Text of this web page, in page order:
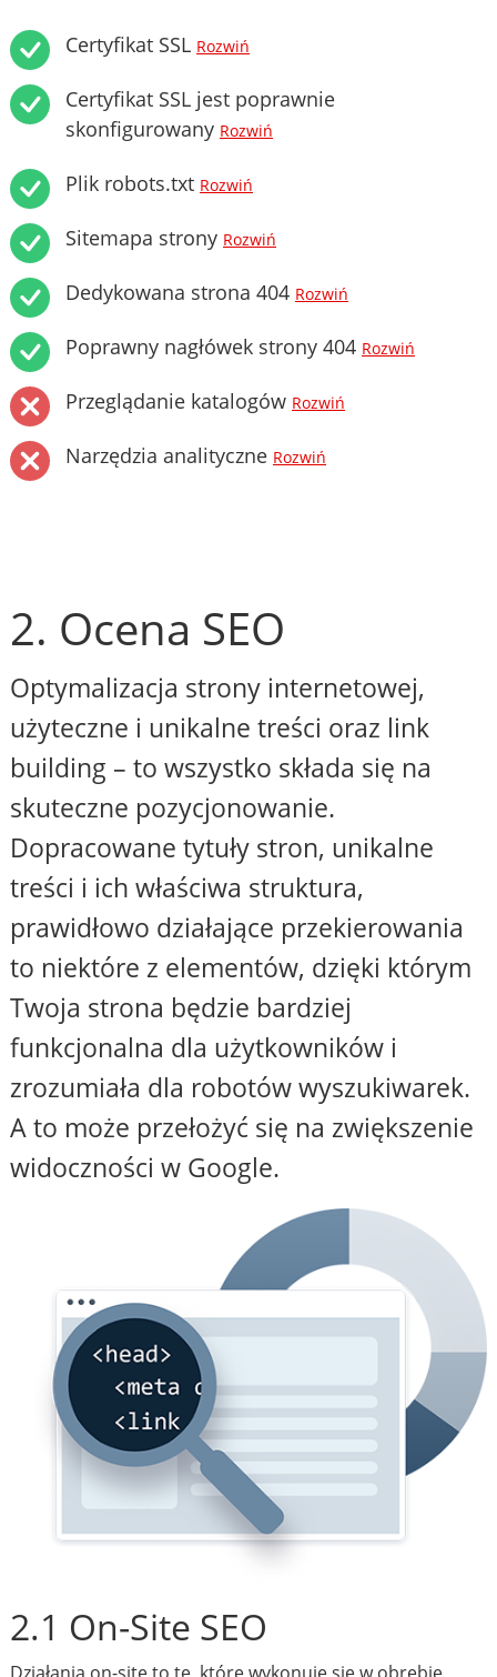
Certyfikat SSL Rozwiń
Certyfikat SSL jest poprawnie
skonfigurowany Rozwiń
Plik robots.txt Rozwiń
Sitemapa strony Rozwiń
Dedykowana strona 404 Rozwiń
Poprawny nagłówek strony 404 Rozwiń
Przeglądanie katalogów Rozwiń
Narzędzia analityczne Rozwiń
2. Ocena SEO
Optymalizacja strony internetowej,
użyteczne i unikalne treści oraz link
building – to wszystko składa się na
skuteczne pozycjonowanie.
Dopracowane tytuły stron, unikalne
treści i ich właściwa struktura,
prawidłowo działające przekierowania
to niektóre z elementów, dzięki którym
Twoja strona będzie bardziej
funkcjonalna dla użytkowników i
zrozumiała dla robotów wyszukiwarek.
A to może przełożyć się na zwiększenie
widoczności w Google.
2.1 On-Site SEO
Działania on-site to te, które wykonuje się w obrębie